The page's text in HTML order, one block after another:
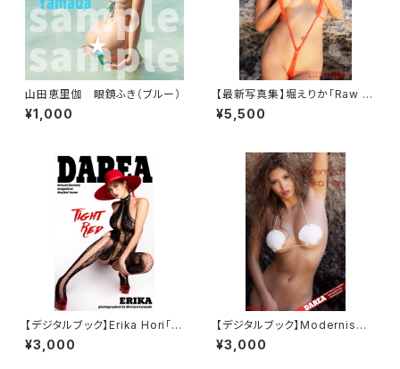
山田恵里伽 眼鏡ふき（ブルー）
¥1,000
【最新写真集】堀えりか「Raw S
kin」
¥5,500
【デジタルブック】Erika Hori「Ti
ght Red」DAREA dream fac
tory magazine
¥3,000
【デジタルブック】Modernism
DAREA Dream Factory Mag
azine
¥3,000